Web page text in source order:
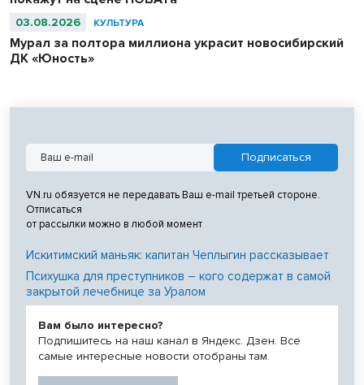
03.08.2026 КУЛЬТУРА
Мурал за полтора миллиона украсит новосибирский
ДК «Юность»
VN.ru обязуется не передавать Ваш e-mail третьей стороне.
Отписаться
от рассылки можно в любой момент
Искитимский маньяк: капитан Чеплыгин рассказывает
Психушка для преступников – кого содержат в самой
закрытой лечебнице за Уралом
Вам было интересно?
Подпишитесь на наш канал в Яндекс. Дзен. Все
самые интересные новости отобраны там.